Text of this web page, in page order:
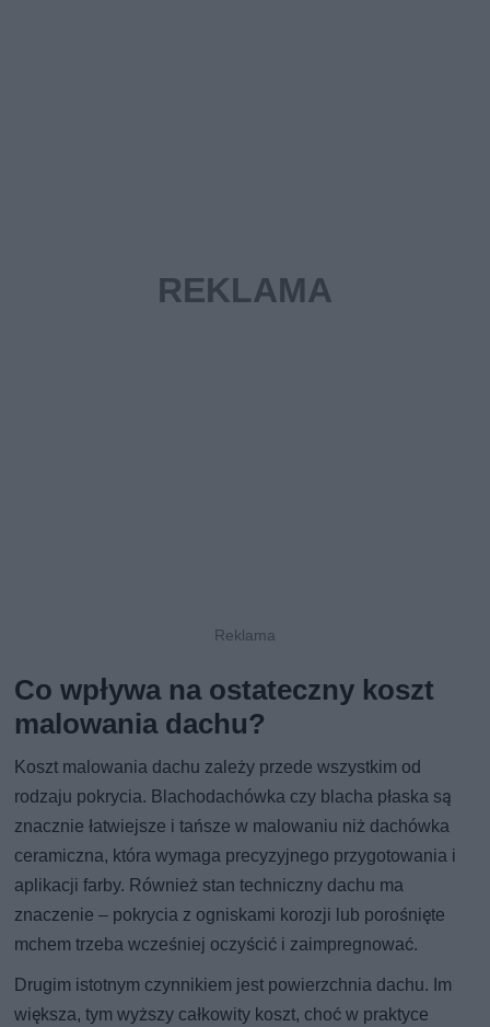
Co wpływa na ostateczny koszt
malowania dachu?
Koszt malowania dachu zależy przede wszystkim od
rodzaju pokrycia. Blachodachówka czy blacha płaska są
znacznie łatwiejsze i tańsze w malowaniu niż dachówka
ceramiczna, która wymaga precyzyjnego przygotowania i
aplikacji farby. Również stan techniczny dachu ma
znaczenie – pokrycia z ogniskami korozji lub porośnięte
mchem trzeba wcześniej oczyścić i zaimpregnować.
Drugim istotnym czynnikiem jest powierzchnia dachu. Im
większa, tym wyższy całkowity koszt, choć w praktyce